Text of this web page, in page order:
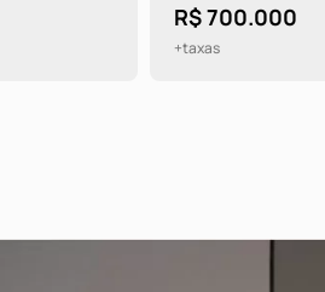
R$ 700.000
+taxas